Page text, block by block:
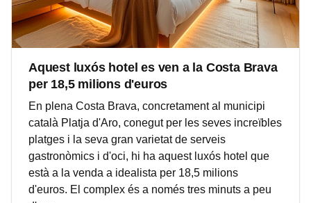
Aquest luxós hotel es ven a la Costa Brava
per 18,5 milions d'euros
En plena Costa Brava, concretament al municipi
català Platja d'Aro, conegut per les seves increïbles
platges i la seva gran varietat de serveis
gastronòmics i d'oci, hi ha aquest luxós hotel que
està a la venda a idealista per 18,5 milions
d'euros. El complex és a només tres minuts a peu